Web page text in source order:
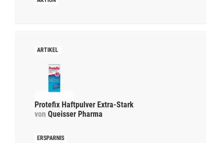
Protefix Haftpulver Extra-Stark
von Queisser Pharma